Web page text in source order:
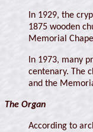
In 1929, the
1875 wooden
Memorial
In 1973, many
centenary. The
and the
The Organ
According to